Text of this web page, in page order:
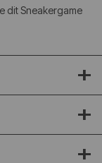
dit Sneakergame